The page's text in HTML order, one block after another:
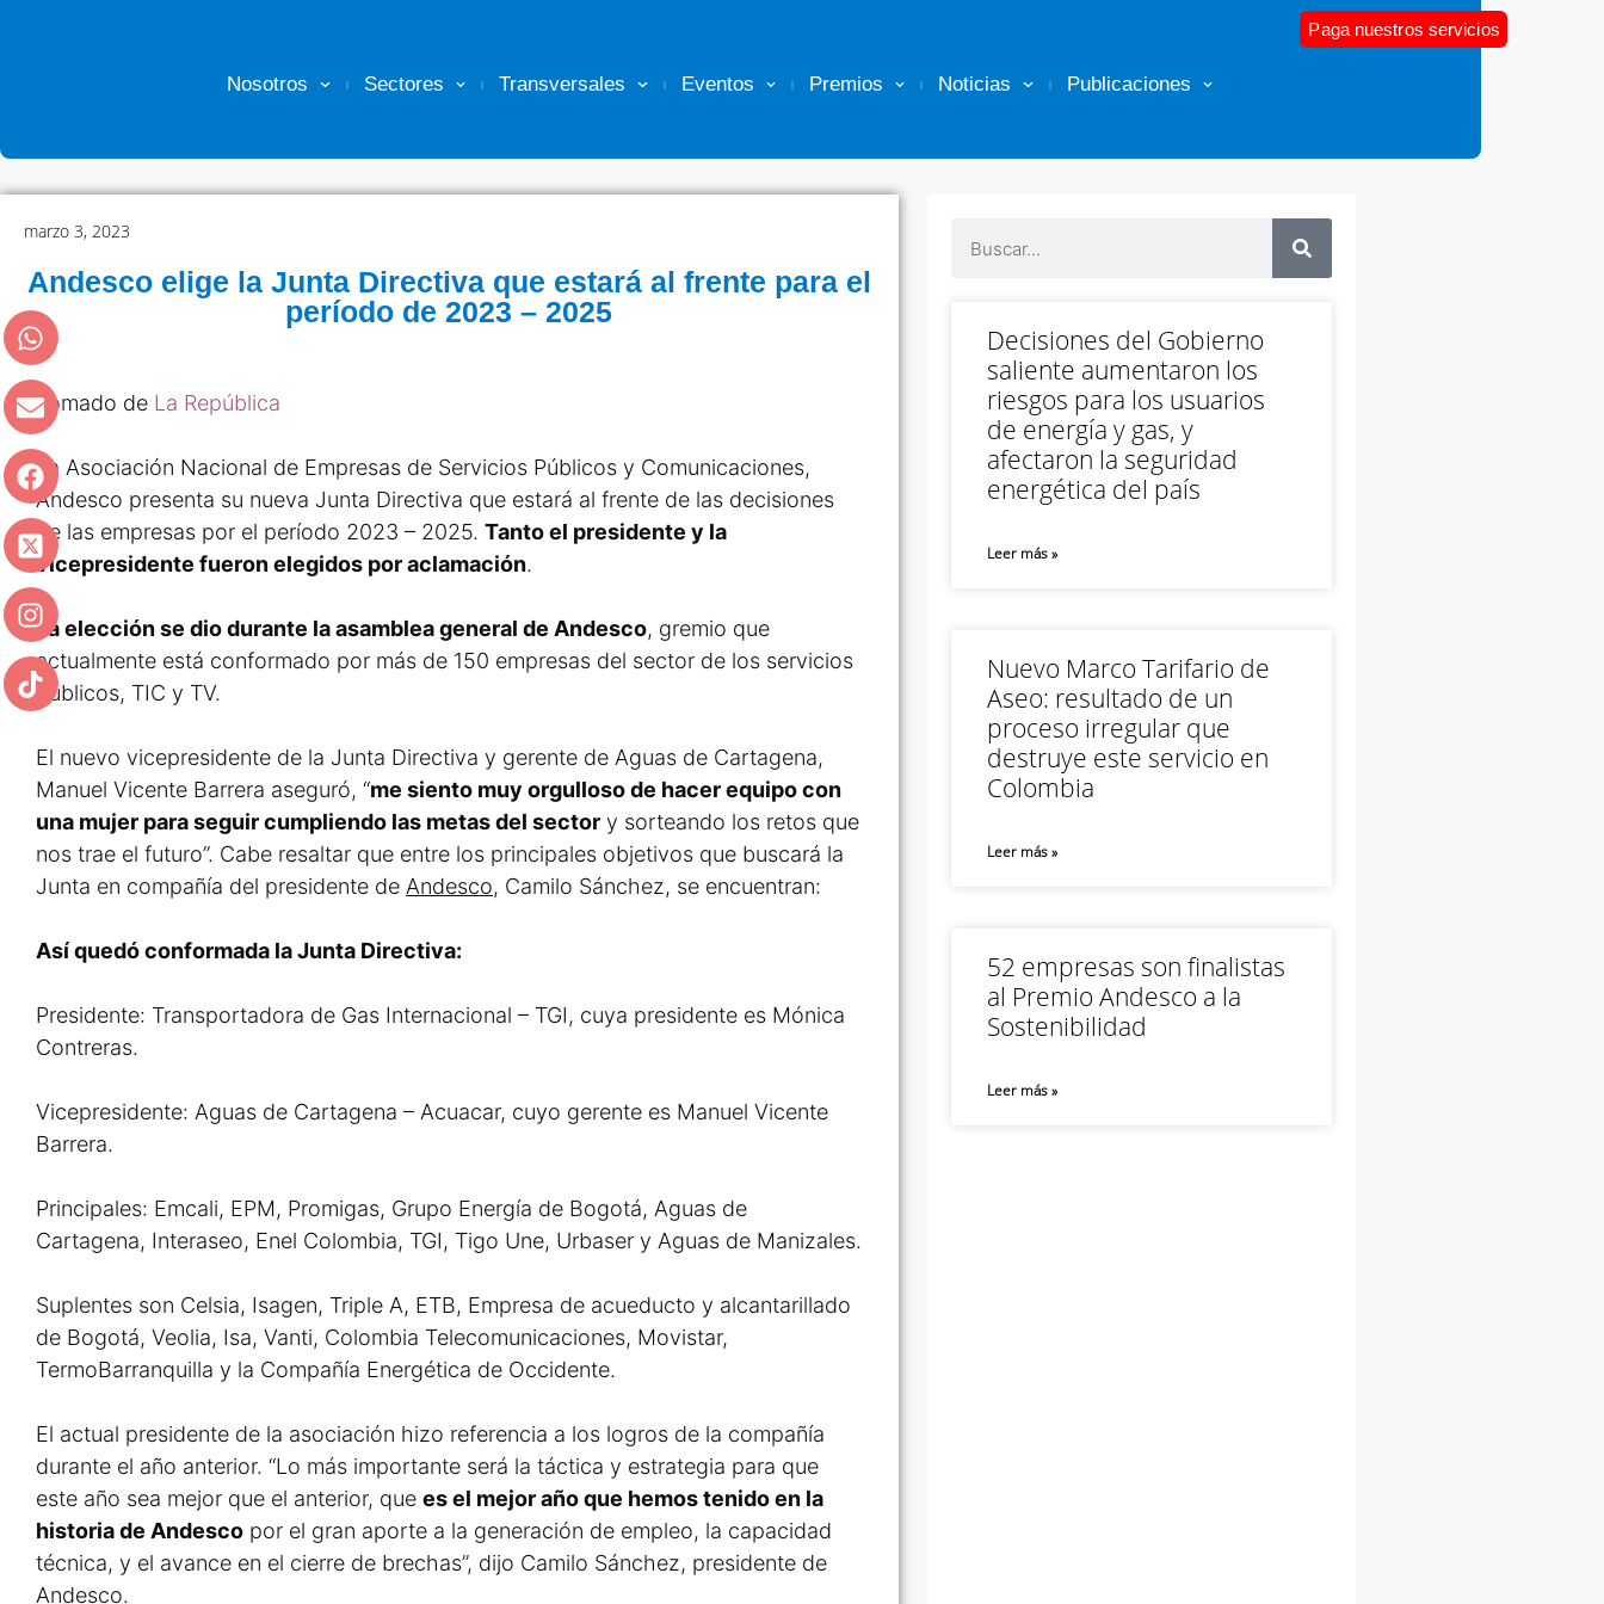
Nosotros Sectores Transversales Eventos Premios Noticias Publicaciones
Paga nuestros servicios
marzo 3, 2023
Andesco elige la Junta Directiva que estará al frente para el
período de 2023 – 2025
Tomado de La República
La Asociación Nacional de Empresas de Servicios Públicos y Comunicaciones,
Andesco presenta su nueva Junta Directiva que estará al frente de las decisiones
de las empresas por el período 2023 – 2025. Tanto el presidente y la
vicepresidente fueron elegidos por aclamación.
La elección se dio durante la asamblea general de Andesco, gremio que
actualmente está conformado por más de 150 empresas del sector de los servicios
públicos, TIC y TV.
El nuevo vicepresidente de la Junta Directiva y gerente de Aguas de Cartagena,
Manuel Vicente Barrera aseguró, “me siento muy orgulloso de hacer equipo con
una mujer para seguir cumpliendo las metasdel sector y sorteando los retos que
nos trae el futuro”. Cabe resaltar que entre los principales objetivos que buscará la
Junta en compañía del presidente de Andesco, Camilo Sánchez, se encuentran:
Así quedó conformada la Junta Directiva:
Presidente: Transportadora de Gas Internacional – TGI, cuya presidente es Mónica
Contreras.
Vicepresidente: Aguas de Cartagena – Acuacar, cuyo gerente es Manuel Vicente
Barrera.
Principales: Emcali, EPM, Promigas, Grupo Energía de Bogotá, Aguas de
Cartagena, Interaseo, Enel Colombia, TGI, Tigo Une, Urbaser y Aguas de Manizales.
Suplentes son Celsia, Isagen, Triple A, ETB, Empresa de acueducto y alcantarillado
de Bogotá, Veolia, Isa, Vanti, Colombia Telecomunicaciones, Movistar,
TermoBarranquilla y la Compañía Energética de Occidente.
El actual presidente de la asociación hizo referencia a los logros de la compañía
durante el año anterior. “Lo más importante será la táctica y estrategia para que
este año sea mejor que el anterior, que es el mejor año que hemos tenido en la
historia de Andesco por el gran aporte a la generación de empleo, la capacidad
técnica, y el avance en el cierre de brechas”, dijo Camilo Sánchez, presidente de
Andesco.
Decisiones del Gobierno
saliente aumentaron los
riesgos para los usuarios
de energía y gas, y
afectaron la seguridad
energética del país
Leer más »
Nuevo Marco Tarifario de
Aseo: resultado de un
proceso irregular que
destruye este servicio en
Colombia
Leer más »
52 empresas son finalistas
al Premio Andesco a la
Sostenibilidad
Leer más »